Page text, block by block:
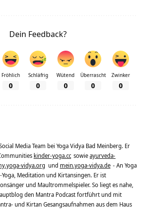
Dein Feedback?
Fröhlich
0
Schläfrig
0
Wütend
0
Überrascht
0
Zwinker
0
Media Team bei Yoga Vidya Bad Meinberg. Er
kinder-yoga.cc sowieayurveda-
vidya.org und mein.yoga-vidya.de - An Yoga
Meditation und Kirtansingen. Er ist
und Maultrommelspieler. So liegt es nahe,
den Mantra Podcast fortführt und mit
und Kirtan Gesangsaufnahmen aus dem Haus